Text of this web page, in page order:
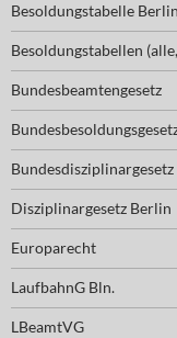
Besoldungstabelle Berlin
Besoldungstabellen
Bundesbeamtengesetz
Bundesdisziplinargesetz
Disziplinargesetz Berlin
Europarecht
LaufbahnG Bln.
LBeamtVG